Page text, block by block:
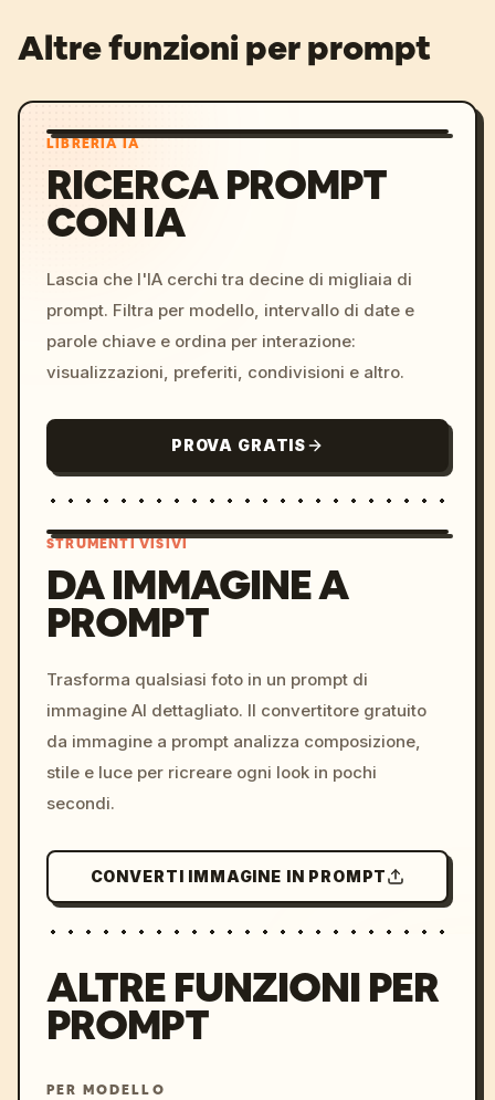
Altre funzioni per prompt
LIBRERIA IA
RICERCA PROMPT
CON IA
Lascia che l'IA cerchi tra decine di migliaia di
prompt. Filtra per modello, intervallo di date e
parole chiave e ordina per interazione:
visualizzazioni, preferiti, condivisioni e altro.
PROVA GRATIS
colors, 8k --v 6.0
STRUMENTI VISIVI
DA IMMAGINE A
PROMPT
Trasforma qualsiasi foto in un prompt di
immagine AI dettagliato. Il convertitore gratuito
da immagine a prompt analizza composizione,
stile e luce per ricreare ogni look in pochi
secondi.
CONVERTI IMMAGINE IN PROMPT
ALTRE FUNZIONI PER
PROMPT
PER MODELLO